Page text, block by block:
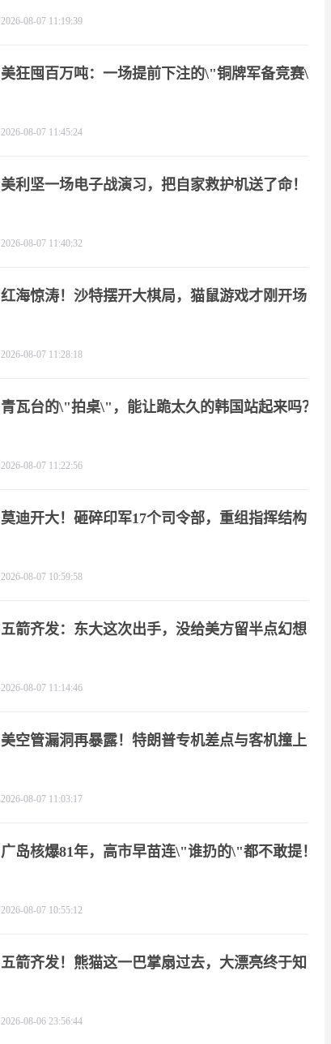
2026-08-07 11:19:39
美狂囤百万吨：一场提前下注的\"铜牌军备竞赛\"
2026-08-07 11:45:24
美利坚一场电子战演习，把自家救护机送了命！
2026-08-07 11:40:32
红海惊涛！沙特摆开大棋局，猫鼠游戏才刚开场
2026-08-07 11:28:18
青瓦台的\"拍桌\"，能让跪太久的韩国站起来吗？
2026-08-07 11:22:56
莫迪开大！砸碎印军17个司令部，重组指挥结构
2026-08-07 10:59:58
五箭齐发：东大这次出手，没给美方留半点幻想
2026-08-07 11:14:46
美空管漏洞再暴露！特朗普专机差点与客机撞上
2026-08-07 11:03:17
广岛核爆81年，高市早苗连\"谁扔的\"都不敢提！
2026-08-07 10:55:12
五箭齐发！熊猫这一巴掌扇过去，大漂亮终于知
2026-08-06 23:56:44